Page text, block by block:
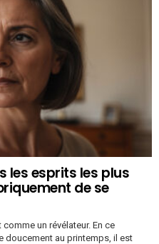
les esprits les plus
de se
un révélateur. En ce
doucement au printemps, il est